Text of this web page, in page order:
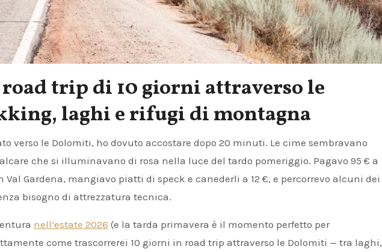
trip di 10 giorni attraverso le
laghi e rifugi di montagna
che si illuminavano di rosa nella luce del tardo pomeriggio. Pagavo 95 € a
Gardena, mangiavo piatti di speck e canederli a 12 €, e percorrevo alcuni dei
bisogno di attrezzatura tecnica.
nell’estate 2026 (e la tarda primavera è il momento perfetto per
come trascorrerei 10 giorni in road trip attraverso le Dolomiti — tra laghi,